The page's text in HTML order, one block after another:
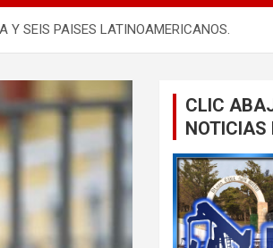
Y SEIS PAISES LATINOAMERICANOS.
CLIC
NOTICIAS